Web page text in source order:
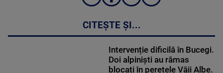
CITEȘTE ȘI...
Intervenție dificilă în Bucegi.
Doi alpiniști au rămas
blocați în peretele Văii Albe.